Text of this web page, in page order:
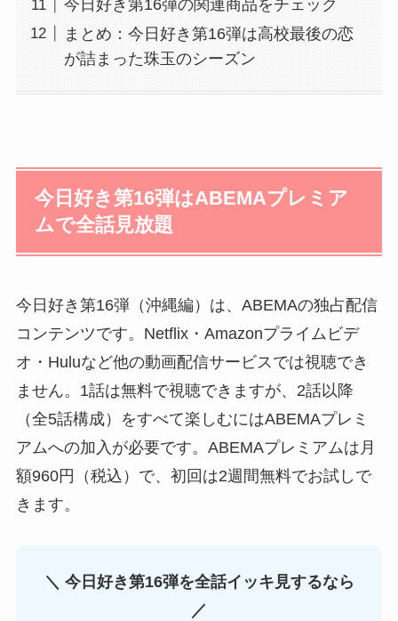
今日好き第16弾の関連商品をチェック
まとめ：今日好き第16弾は高校最後の恋
が詰まった珠玉のシーズン
今日好き第16弾はABEMAプレミア
ムで全話見放題
今日好き第16弾（沖縄編）は、ABEMAの独占配信
コンテンツです。Netflix・Amazonプライムビデ
オ・Huluなど他の動画配信サービスでは視聴でき
ません。1話は無料で視聴できますが、2話以降
（全5話構成）をすべて楽しむにはABEMAプレミ
アムへの加入が必要です。ABEMAプレミアムは月
額960円（税込）で、初回は2週間無料でお試しで
きます。
＼ 今日好き第16弾を全話イッキ見するなら
／